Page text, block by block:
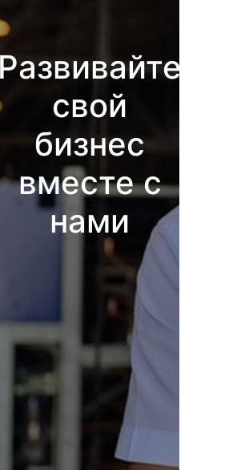
свой
бизнес
вместе с
нами